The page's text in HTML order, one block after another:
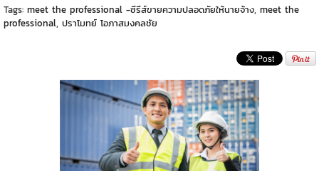
Tags: meet the professional -ซีรีส์ขายความปลอดภัยให้นายจ้าง, meet the
professional, ปราโมทย์ โอภาสมงคลชัย